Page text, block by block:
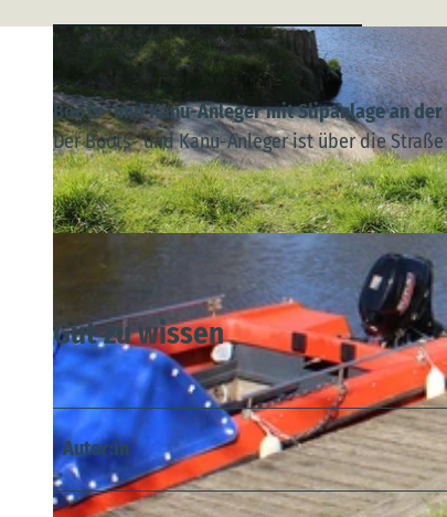
Boots- und Kanu-Anleger mit Slipanlage an der
Der Boots- und Kanu-Anleger ist über die
Gut zu wissen
Autor:in